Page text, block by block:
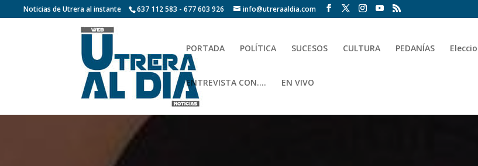
Noticias de Utrera al instante 637 112 583 - 677 603 926 info@utreraaldia.com
PORTADA POLÍTICA SUCESOS CULTURA PEDANÍAS
ENTREVISTA CON…. EN VIVO